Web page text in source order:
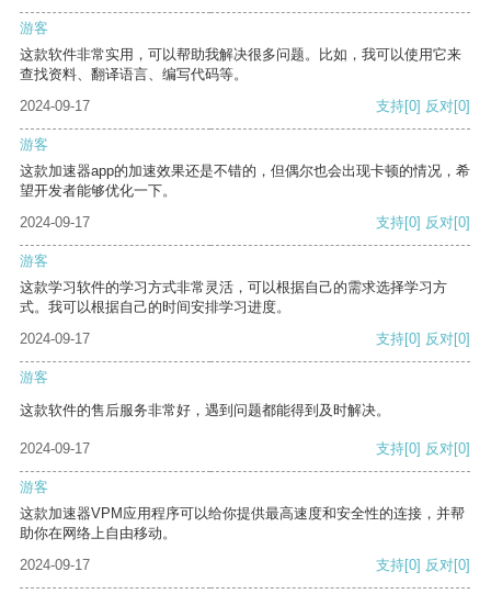
游客
这款软件非常实用，可以帮助我解决很多问题。比如，我可以使用它来
查找资料、翻译语言、编写代码等。
2024-09-17
支持[0] 反对[0]
游客
这款加速器app的加速效果还是不错的，但偶尔也会出现卡顿的情况，希
望开发者能够优化一下。
2024-09-17
支持[0] 反对[0]
游客
这款学习软件的学习方式非常灵活，可以根据自己的需求选择学习方
式。我可以根据自己的时间安排学习进度。
2024-09-17
支持[0] 反对[0]
游客
这款软件的售后服务非常好，遇到问题都能得到及时解决。
2024-09-17 支持[0] 反对[0]
游客
这款加速器VPM应用程序可以给你提供最高速度和安全性的连接，并帮
助你在网络上自由移动。
2024-09-17
支持[0] 反对[0]